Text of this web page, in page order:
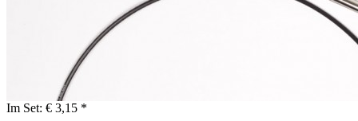
Im Set: € 3,15 *